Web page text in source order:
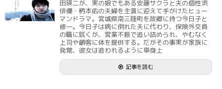
田瑛二が、実の娘でもある安藤サクラと夫の個性派
俳優・柄本佑の夫婦を主演に迎えて手がけたヒュー
マンドラマ。宮城県南三陸町を故郷に持つ今日子と
修一。今日子は病に倒れた夫に代わり、保険外交員
の職に就くが、営業不振で追い詰められ、やむなく
上司や顧客に体を提供する。だがその事実が家族に
発覚、彼女は追われるように単身上
記事を読む